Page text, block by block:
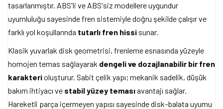
tasarlanmıştır. ABS'li ve ABS'siz modellere uygundur
uyumluluğu sayesinde fren sistemiyle doğru şekilde çalışır ve
farklı yol koşullarında tutarlı fren hissi sunar.
Klasik yuvarlak disk geometrisi, frenleme esnasında yüzeyle
homojen temas sağlayarak dengeli ve dozajlanabilir bir fren
karakterioluşturur. Sabit çelik yapı; mekanik sadelik, düşük
bakım ihtiyacı ve stabil yüzey temasıavantajı sağlar.
Hareketli parça içermeyen yapısı sayesinde disk–balata uyumu